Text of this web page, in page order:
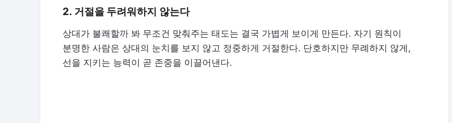
2. 거절을 두려워하지 않는다
상대가 불쾌할까 봐 무조건 맞춰주는 태도는 결국 가볍게 보이게 만든다. 자기 원칙이
분명한 사람은 상대의 눈치를 보지 않고 정중하게 거절한다. 단호하지만 무례하지 않게,
선을 지키는 능력이 곧 존중을 이끌어낸다.